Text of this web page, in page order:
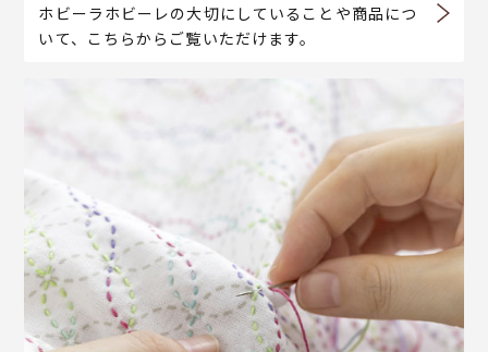
ホビーラホビーレの大切にしていることや商品につ
いて、こちらからご覧いただけます。